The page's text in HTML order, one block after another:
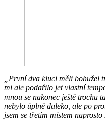
„První dva kluci měli bohužel
mi ale podařilo jet vlastní
mnou se nakonec ještě trochu
nebylo úplně daleko, ale po
jsem se třetím místem naprosto